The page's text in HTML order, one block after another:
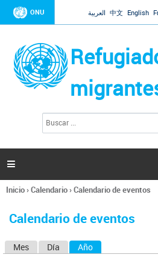
Jump to
ONU العربية 中文 English
l
s

Se
usted
Inicio›Calendario›Calendario de eventos
Calendario de eventos
Mes Día Año